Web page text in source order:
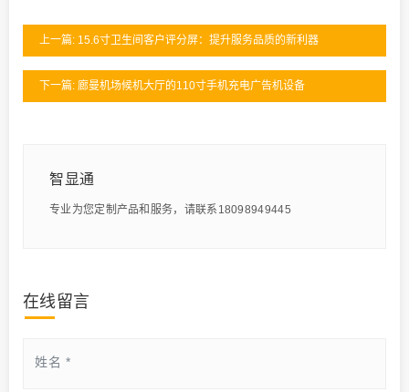
上一篇: 15.6寸卫生间客户评分屏：提升服务品质的新利器
下一篇: 廊曼机场候机大厅的110寸手机充电广告机设备
智显通
专业为您定制产品和服务，请联系18098949445
在线留言